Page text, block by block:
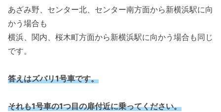
あざみ野、センター北、センター南方面から新横浜駅に向
かう場合も
横浜、関内、桜木町方面から新横浜駅に向かう場合も同じ
です。
答えはズバリ1号車です。
それも1号車の1つ目の扉付近に乗ってください。